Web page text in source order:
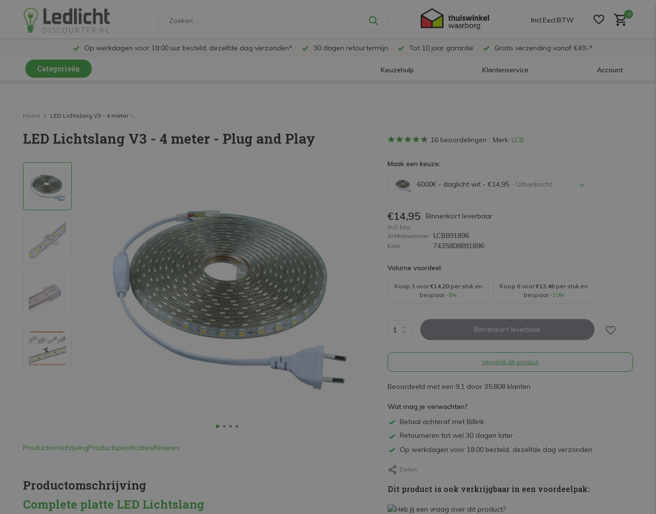
Incl.Excl.BTW
0
Op werkdagen voor 18:00 uur besteld, dezelfde dag verzonden* 30 dagen retourtermijn Tot 10 jaar garantie Gratis verzending vanaf €49,-*
Categorieën Keuzehulp Klantenservice Account
LED Railspots
LED Panelen
LED Schijnwerpers
LED Strips
Decoratieve verlichting
LED Buitenverlichting
Installatiemateriaal
Verduurzaming
LED TL verlichting
Home LED Lichtslang V3 - 4 meter -...
LED Lichtslang V3 - 4 meter - Plug and Play
ProductomschrijvingProductspecificatiesReviews
Productomschrijving
Complete platte LED Lichtslang
16 beoordelingen Merk: LCB
Maak een keuze:
6000K - daglicht wit - €14,95- Uitverkocht
€14,95 Binnenkort leverbaar
Incl. btw
Artikelnummer
LCB891896
EAN 7435808891896
Volume voordeel:
Koop 3 voor€14,20per stuk en
bespaar -5%
Koop 6 voor€13,46per stuk en
bespaar -10%
Binnenkort leverbaar
Vergelijk dit product
Beoordeeld met een 9,1 door 35.808 klanten
Wat mag je verwachten?
Betaal achteraf met Billink
Retourneren tot wel 30 dagen later
Op werkdagen voor 18:00 besteld, dezelfde dag verzonden.
Delen
Dit product is ook verkrijgbaar in een voordeelpak: